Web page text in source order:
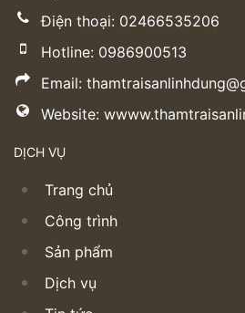
Điện thoại: 02466535206
Hotline: 0986900513
Email:
Website:
DỊCH VỤ
Trang chủ
Công trình
Sản phẩm
Dịch vụ